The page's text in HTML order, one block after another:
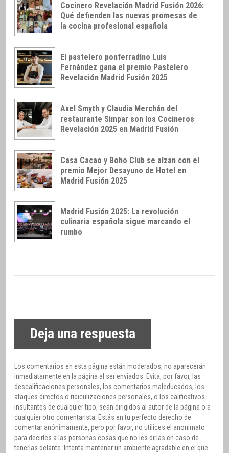
Cocinero Revelación Madrid Fusión 2026:
Qué defienden las nuevas promesas de
la cocina profesional española
El pastelero ponferradino Luis
Fernández gana el premio Pastelero
Revelación Madrid Fusión 2025
Axel Smyth y Claudia Merchán del
restaurante Simpar son los Cocineros
Revelación 2025 en Madrid Fusión
Casa Cacao y Boho Club se alzan con el
premio Mejor Desayuno de Hotel en
Madrid Fusión 2025
Madrid Fusión 2025: La revolución
culinaria española sigue marcando el
rumbo
Deja una respuesta
Los comentarios en esta página están moderados, no aparecerán
inmediatamente en la página al ser enviados. Evita, por favor, las
descalificaciones personales, los comentarios maleducados, los
ataques directos o ridiculizaciones personales, o los calificativos
insultantes de cualquier tipo, sean dirigidos al autor de la página o a
cualquier otro comentarista. Estás en tu perfecto derecho de
comentar anónimamente, pero por favor, no utilices el anonimato
para decirles a las personas cosas que no les dirías en caso de
tenerlas delante. Intenta mantener un ambiente agradable en el que